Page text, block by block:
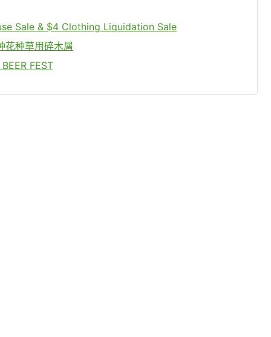
Sale & $4 Clothing Liquidation Sale
花种草用碎木屑
FEST